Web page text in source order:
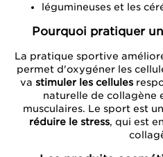
légumineuses et les
Pourquoi pratiquer
La pratique sportive
permet d'oxygéner les
va stimuler les cellules
naturelle de collagène
musculaires. Le sport est
réduire le stress, qui est